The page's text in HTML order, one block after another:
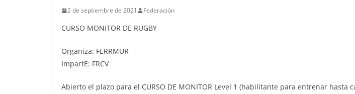
2 de septiembre de 2021 Federación
CURSO MONITOR DE RUGBY
Organiza: FERRMUR
ImpartE: FRCV
Abierto el plazo para el CURSO DE MONITOR Level 1 (habilitante para entrenar hasta